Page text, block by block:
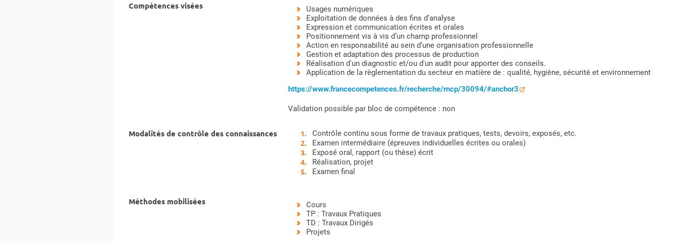
Compétences visées
Usages numériques
Exploitation de données à des fins d’analyse
Expression et communication écrites et orales
Positionnement vis à vis d’un champ professionnel
Action en responsabilité au sein d’une organisation professionnelle
Gestion et adaptation des processus de production
Réalisation d'un diagnostic et/ou d'un audit pour apporter des conseils.
Application de la règlementation du secteur en matière de : qualité, hygiène, sécurité et environnement
https://www.francecompetences.fr/recherche/rncp/30094/#anchor3
Validation possible par bloc de compétence : non
Modalités de contrôle des connaissances
Contrôle continu sous forme de travaux pratiques, tests, devoirs, exposés, etc.
Examen intermédiaire (épreuves individuelles écrites ou orales)
Exposé oral, rapport (ou thèse) écrit
Réalisation, projet
Examen final
Méthodes mobilisées
Cours
TP : Travaux Pratiques
TD : Travaux Dirigés
Projets